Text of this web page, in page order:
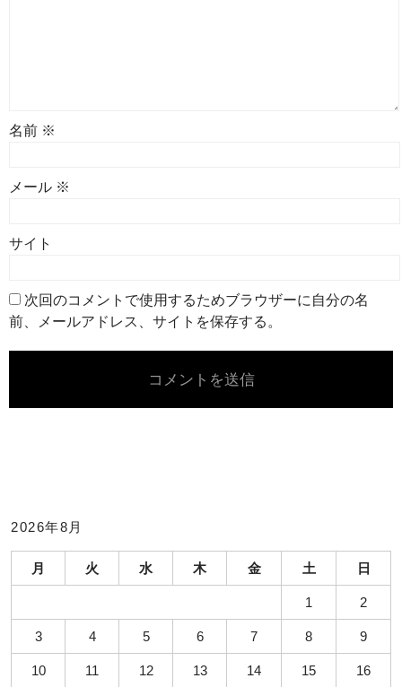
名前 ※
メール ※
サイト
次回のコメントで使用するためブラウザーに自分の名
前、メールアドレス、サイトを保存する。
2026年8月
月 火 水 木 金 土 日
1 2
3 4 5 6 7 8 9
10 11 12 13 14 15 16